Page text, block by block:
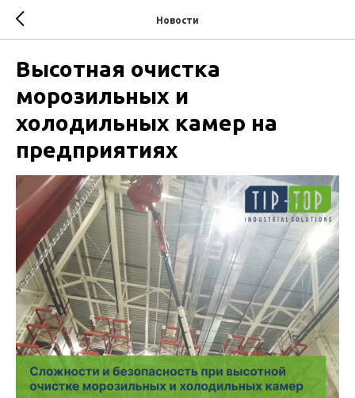
Новости
Высотная очистка
морозильных и
холодильных камер на
предприятиях